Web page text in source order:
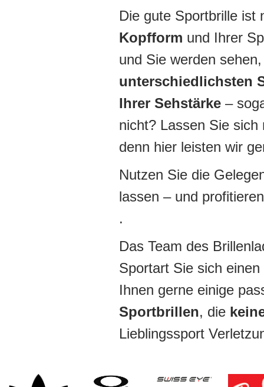
Die gute Sportbrille ist
Kopfform und Ihrer
und Sie werden
unterschiedlichsten
Ihrer Sehstärke –
nicht? Lassen Sie
denn hier leisten wir
Nutzen Sie die
lassen – und
.
Das Team des
Sportart Sie sich
Ihnen gerne einige
Sportbrillen, die
Lieblingssport